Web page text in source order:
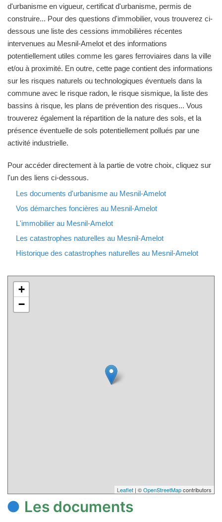
d'urbanisme en vigueur, certificat d'urbanisme, permis de
construire... Pour des questions d'immobilier, vous trouverez ci-
dessous une liste des cessions immobilières récentes
intervenues au Mesnil-Amelot et des informations
potentiellement utiles comme les gares ferroviaires dans la ville
et/ou à proximité. En outre, cette page contient des informations
sur les risques naturels ou technologiques éventuels dans la
commune avec le risque radon, le risque sismique, la liste des
bassins à risque, les plans de prévention des risques... Vous
trouverez également la répartition de la nature des sols, et la
présence éventuelle de sols potentiellement pollués par une
activité industrielle.
Pour accéder directement à la partie de votre choix, cliquez sur
l'un des liens ci-dessous.
Les documents d'urbanisme au Mesnil-Amelot
Vos démarches foncières au Mesnil-Amelot
L'immobilier au Mesnil-Amelot
Les catastrophes naturelles au Mesnil-Amelot
Historique des catastrophes naturelles au Mesnil-Amelot
+
−
Leaflet | ©OpenStreetMapcontributors
Les documents